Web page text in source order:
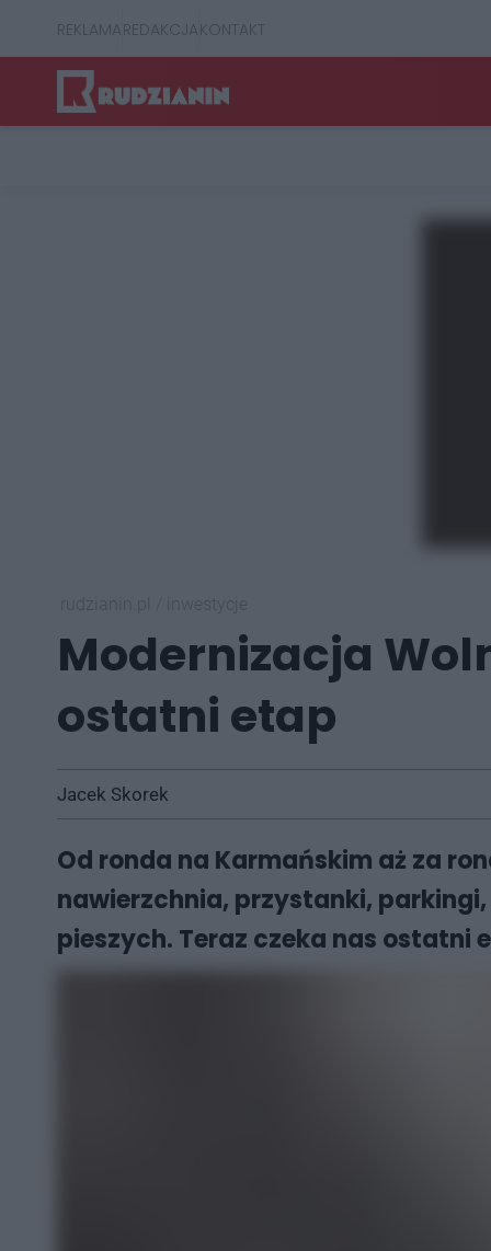
REKLAMAREDAKCJAKONTAKT
Modernizacja
ostatni etap
Jacek Skorek
Od ronda na Karmańskim aż za
nawierzchnia, przystanki,
pieszych. Teraz czeka nas ostatni